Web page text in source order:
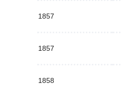
1857
1857
1858